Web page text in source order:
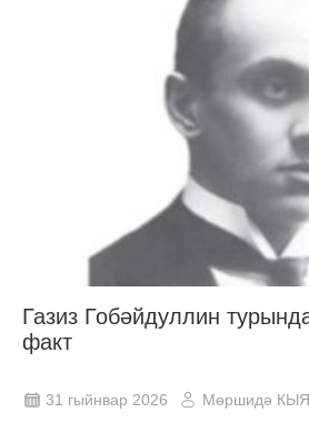
Газиз Гобәйдуллин
факт
31 гыйнвар 2026
Мөршидә